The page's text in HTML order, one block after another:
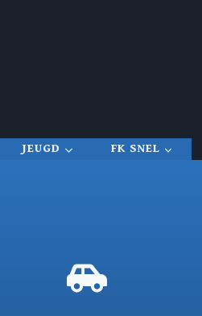
JEUGD FK SNEL